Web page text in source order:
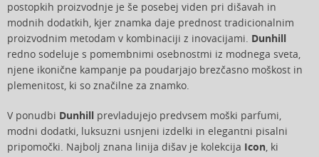
postopkih proizvodnje je še posebej viden pri dišavah in
modnih dodatkih, kjer znamka daje prednost tradicionalnim
proizvodnim metodam v kombinaciji z inovacijami. Dunhill
redno sodeluje s pomembnimi osebnostmi iz modnega sveta,
njene ikonične kampanje pa poudarjajo brezčasno moškost in
plemenitost, ki so značilne za znamko.
V ponudbi Dunhill prevladujejo predvsem moški parfumi,
modni dodatki, luksuzni usnjeni izdelki in elegantni pisalni
pripomočki. Najbolj znana linija dišav je kolekcija Icon, ki